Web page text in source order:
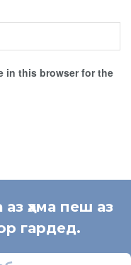
in this browser for the
ҳама пеш аз
гардед.